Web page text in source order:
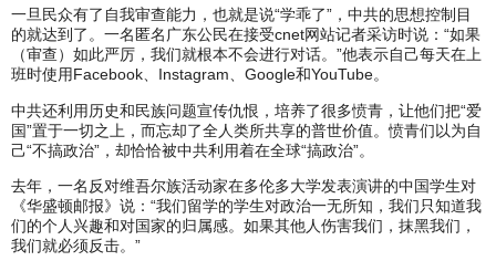
一旦民众有了自我审查能力，也就是说“学乖了”，中共的思想控制目
的就达到了。一名匿名广东公民在接受cnet网站记者采访时说：“如果
（审查）如此严厉，我们就根本不会进行对话。”他表示自己每天在上
班时使用Facebook、Instagram、Google和YouTube。
中共还利用历史和民族问题宣传仇恨，培养了很多愤青，让他们把“爱
国”置于一切之上，而忘却了全人类所共享的普世价值。愤青们以为自
己“不搞政治”，却恰恰被中共利用着在全球“搞政治”。
去年，一名反对维吾尔族活动家在多伦多大学发表演讲的中国学生对
《华盛顿邮报》说：“我们留学的学生对政治一无所知，我们只知道我
们的个人兴趣和对国家的归属感。如果其他人伤害我们，抹黑我们，
我们就必须反击。”